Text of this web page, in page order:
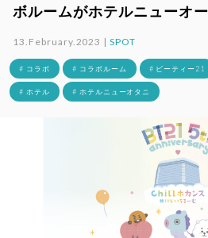
ボルームがホテルニューオ
13.February.2023 |SPOT
# コラボ # コラボルーム # ビーティー21
# ホテル # ホテルニューオタニ